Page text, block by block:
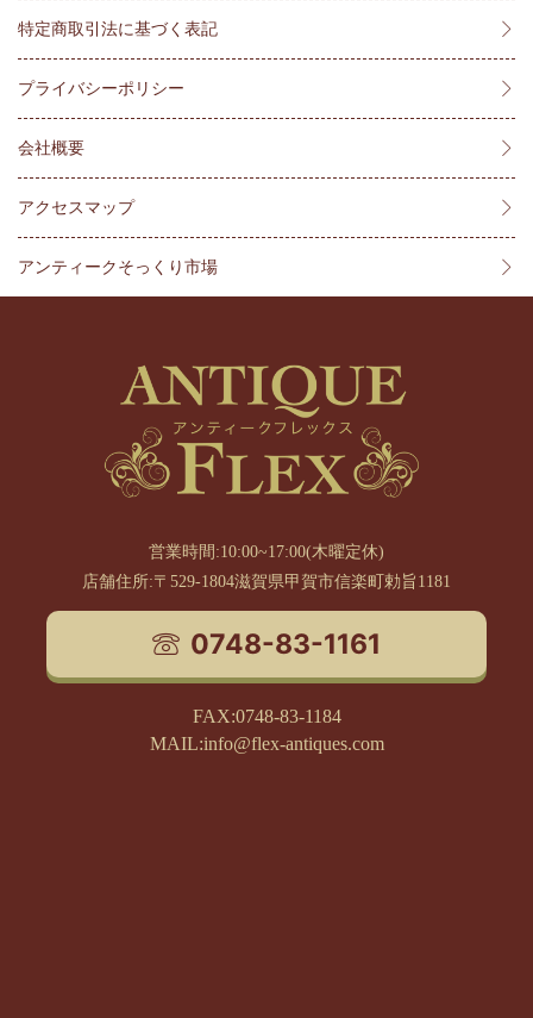
特定商取引法に基づく表記
プライバシーポリシー
会社概要
アクセスマップ
アンティークそっくり市場
営業時間:10:00~17:00(木曜定休)
店舗住所:〒529-1804滋賀県甲賀市信楽町勅旨1181
0748-83-1161
FAX:0748-83-1184
MAIL:info@flex-antiques.com